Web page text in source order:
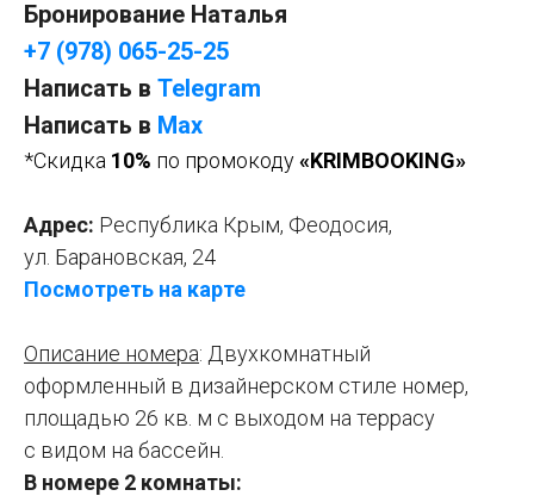
Бронирование Наталья
+7 (978) 065-25-25
Написать в Telegram
Написать в Мах
*Скидка 10% по промокоду«KRIMBOOKING»
Адрес: Республика Крым, Феодосия,
ул. Барановская, 24
Посмотреть на карте
Описание номера: Двухкомнатный
оформленный в дизайнерском стиле номер,
площадью 26 кв. м с выходом на террасу
с видом на бассейн.
В номере 2 комнаты: